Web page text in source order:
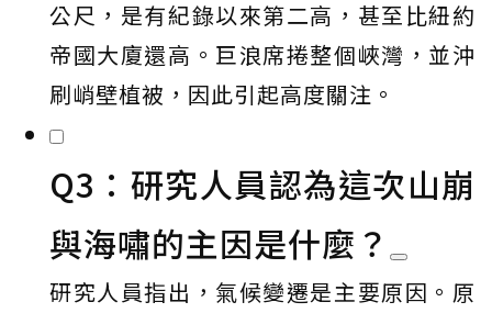
公尺，是有紀錄以來第二高，甚至比紐約
帝國大廈還高。巨浪席捲整個峽灣，並沖
刷峭壁植被，因此引起高度關注。
Q3：研究人員認為這次山崩
與海嘯的主因是什麼？
研究人員指出，氣候變遷是主要原因。原